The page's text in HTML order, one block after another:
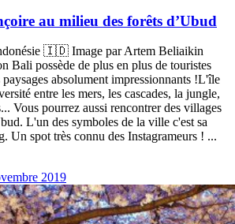
au milieu des forêts d’Ubud
🇮🇩 Image par Artem Beliaikin
Bali possède de plus en plus de touristes
paysages absolument impressionnants !L'île
entre les mers, les cascades, la jungle,
Vous pourrez aussi rencontrer des villages
L'un des symboles de la ville c'est sa
Un spot très connu des Instagrameurs ! ...
2019